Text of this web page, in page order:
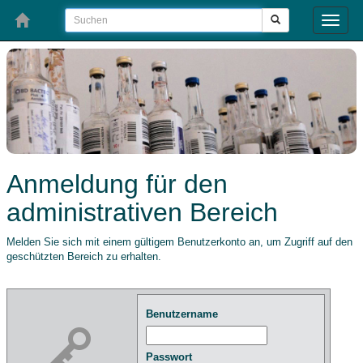
Toggle
Anmeldung für den
administrativen Bereich
Melden Sie sich mit einem gültigem Benutzerkonto an, um Zugriff auf den
geschützten Bereich zu erhalten.
Benutzername
Passwort